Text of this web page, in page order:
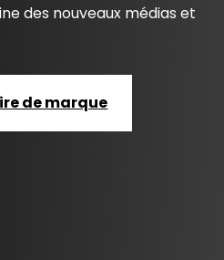
des nouveaux médias et
de marque